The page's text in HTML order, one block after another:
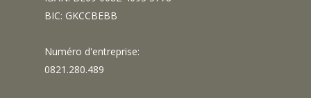
BIC: GKCCBEBB
Numéro d'entreprise:
0821.280.489